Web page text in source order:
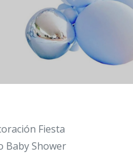
Fiesta
Baby Shower